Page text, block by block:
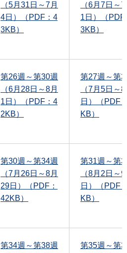
（5月31日～7月
4日）（PDF：4
3KB）
（6月7日～
1日）（PDF
3KB）
第26週～第30週
（6月28日～8月
1日）（PDF：4
2KB）
第27週～第
（7月5日～
日）（PDF
KB）
第30週～第34週
（7月26日～8月
29日）（PDF：
42KB）
第31週～第
（8月2日～
日）（PDF
KB）
第34週～第38週
第35週～第